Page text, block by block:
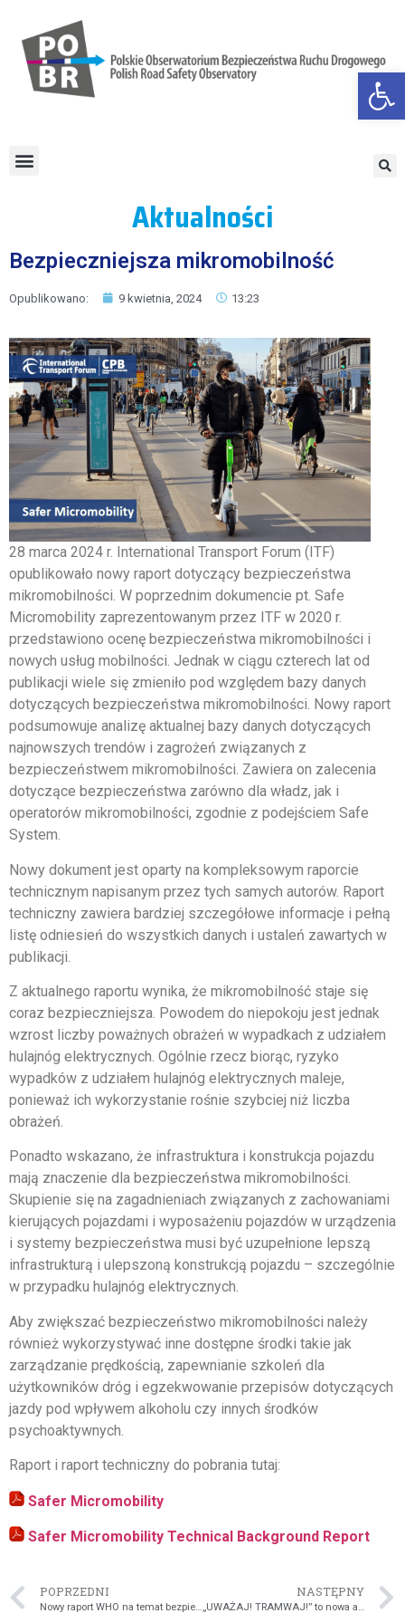
Aktualności
Bezpieczniejsza mikromobilność
Opublikowano: 9 kwietnia, 2024 13:23
28 marca 2024 r. International Transport Forum (ITF)
opublikowało nowy raport dotyczący bezpieczeństwa
mikromobilności. W poprzednim dokumencie pt. Safe
Micromobility zaprezentowanym przez ITF w 2020 r.
przedstawiono ocenę bezpieczeństwa mikromobilności i
nowych usług mobilności. Jednak w ciągu czterech lat od
publikacji wiele się zmieniło pod względem bazy danych
dotyczących bezpieczeństwa mikromobilności. Nowy raport
podsumowuje analizę aktualnej bazy danych dotyczących
najnowszych trendów i zagrożeń związanych z
bezpieczeństwem mikromobilności. Zawiera on zalecenia
dotyczące bezpieczeństwa zarówno dla władz, jak i
operatorów mikromobilności, zgodnie z podejściem Safe
System.
Nowy dokument jest oparty na kompleksowym raporcie
technicznym napisanym przez tych samych autorów. Raport
techniczny zawiera bardziej szczegółowe informacje i pełną
listę odniesień do wszystkich danych i ustaleń zawartych w
publikacji.
Z aktualnego raportu wynika, że mikromobilność staje się
coraz bezpieczniejsza. Powodem do niepokoju jest jednak
wzrost liczby poważnych obrażeń w wypadkach z udziałem
hulajnóg elektrycznych. Ogólnie rzecz biorąc, ryzyko
wypadków z udziałem hulajnóg elektrycznych maleje,
ponieważ ich wykorzystanie rośnie szybciej niż liczba
obrażeń.
Ponadto wskazano, że infrastruktura i konstrukcja pojazdu
mają znaczenie dla bezpieczeństwa mikromobilności.
Skupienie się na zagadnieniach związanych z zachowaniami
kierujących pojazdami i wyposażeniu pojazdów w urządzenia
i systemy bezpieczeństwa musi być uzupełnione lepszą
infrastrukturą i ulepszoną konstrukcją pojazdu – szczególnie
w przypadku hulajnóg elektrycznych.
Aby zwiększać bezpieczeństwo mikromobilności należy
również wykorzystywać inne dostępne środki takie jak
zarządzanie prędkością, zapewnianie szkoleń dla
użytkowników dróg i egzekwowanie przepisów dotyczących
jazdy pod wpływem alkoholu czy innych środków
psychoaktywnych.
Raport i raport techniczny do pobrania tutaj:
Safer Micromobility
Safer Micromobility Technical Background Report
POPRZEDNI
Nowy raport WHO na temat bezpieczeństwa ruchu drogowego na świecie
NASTĘPNY
„UWAŻAJ! TRAMWAJ!” to nowa akcja edukacyjna dot. bezpieczeństwa w ruchu drogowym w odniesieniu do tramwajów